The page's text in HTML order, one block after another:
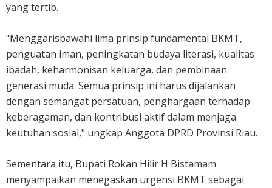
yang tertib.
"Menggarisbawahi lima prinsip fundamental BKMT,
penguatan iman, peningkatan budaya literasi, kualitas
ibadah, keharmonisan keluarga, dan pembinaan
generasi muda. Semua prinsip ini harus dijalankan
dengan semangat persatuan, penghargaan terhadap
keberagaman, dan kontribusi aktif dalam menjaga
keutuhan sosial," ungkap Anggota DPRD Provinsi Riau.
Sementara itu, Bupati Rokan Hilir H Bistamam
menyampaikan menegaskan urgensi BKMT sebagai